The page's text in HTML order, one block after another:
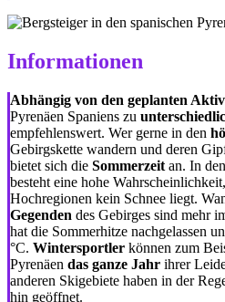
Informationen
Abhängig von den geplanten
Pyrenäen Spaniens zu
empfehlenswert. Wer gerne in den
Gebirgskette wandern und deren
bietet sich die Sommerzeit an. In
besteht eine hohe
Hochregionen kein Schnee liegt.
Gegenden des Gebirges sind mehr
hat die Sommerhitze nachgelassen
°C. Wintersportler können zum
Pyrenäen das ganze Jahr ihrer
anderen Skigebiete haben in der
hin geöffnet.